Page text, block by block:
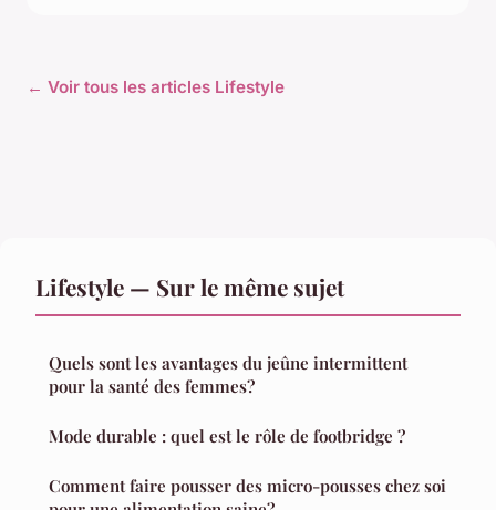
← Voir tous les articles Lifestyle
Lifestyle — Sur le même sujet
Quels sont les avantages du jeûne intermittent
pour la santé des femmes?
Mode durable : quel est le rôle de footbridge ?
Comment faire pousser des micro-pousses chez soi